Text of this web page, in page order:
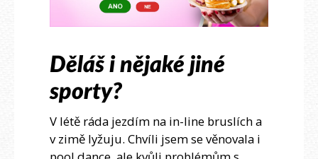
Děláš i nějaké jiné
sporty?
V létě ráda jezdím na in-line bruslích a
v zimě lyžuju. Chvíli jsem se věnovala i